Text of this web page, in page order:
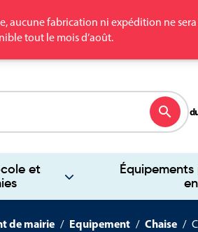
aucune fabrication ni expédition ne
tout le mois d’août.
et
search
de mairie Equipement Chaise